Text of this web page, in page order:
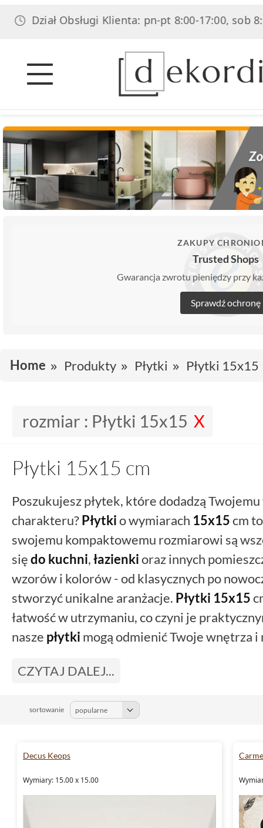
Obsługi Klienta: pn-pt 8:00-17:00, sob 8:00-14:00
ZAKUPY
Trusted Shops
Gwarancja zwrotu pieniędzy przy
Sprawdź ochronę
Home Produkty Płytki Płytki 15x15
rozmiar : Płytki 15x15
Płytki 15x15 cm
Poszukujesz płytek, które dodadzą
charakteru?Płytkio wymiarach 15x15cm
swojemu kompaktowemu rozmiarowi są
siędo kuchni,łazienkioraz innych
wzorów i kolorów - od klasycznych po
stworzyć unikalne aranżacje. Płytki 15x15
łatwość w utrzymaniu, co czyni je
nasze płytki mogą odmienić Twoje wnętrza
CZYTAJ DALEJ...
sortowanie
Decus Keops
Wymiary: 15.00 x 15.00